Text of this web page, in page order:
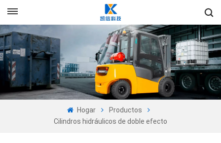
+86-13605525527
en
ru
Hogar
Productos
Cilindros hidráulicos de doble efecto